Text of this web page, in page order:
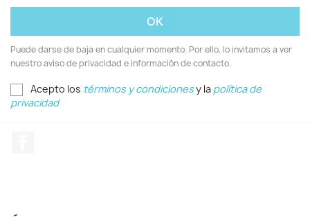
Puede darse de baja en cualquier momento. Por ello, lo invitamos a ver
nuestro aviso de privacidad e información de contacto.
Acepto los términos y condicionesy la política de
privacidad